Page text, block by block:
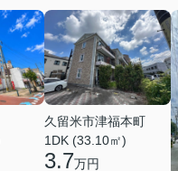
久留米市津福本町
1DK (33.10㎡)
3.7万円